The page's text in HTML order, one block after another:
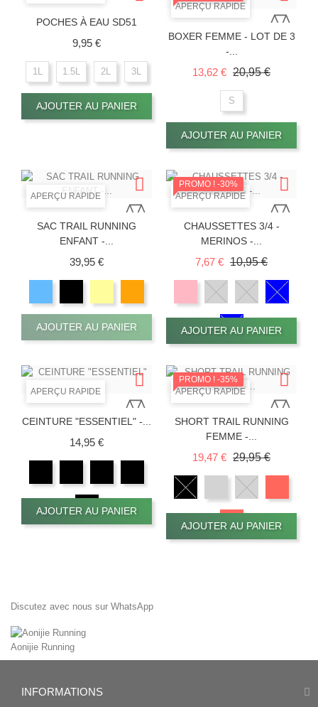
POCHES À EAU SD51
9,95 €Prix
1L 1.5L 2L 3L
AJOUTER AU PANIER
APERÇU RAPIDE
BOXER FEMME - LOT DE 3
-...
13,62 € Prix de base
20,95 €Prix
S
AJOUTER AU PANIER
APERÇU RAPIDE
SAC TRAIL RUNNING
ENFANT -...
39,95 €Prix
AJOUTER AU PANIER
APERÇU RAPIDE
PROMO ! -30%
CHAUSSETTES 3/4 -
MERINOS -...
7,67 € Prix de base
10,95 €Prix
AJOUTER AU PANIER
APERÇU RAPIDE
CEINTURE "ESSENTIEL" -...
14,95 €Prix
AJOUTER AU PANIER
APERÇU RAPIDE
PROMO ! -35%
SHORT TRAIL RUNNING
FEMME -...
19,47 € Prix de base
29,95 €Prix
AJOUTER AU PANIER
Discutez avec nous sur WhatsApp
Aonijie Running
INFORMATIONS